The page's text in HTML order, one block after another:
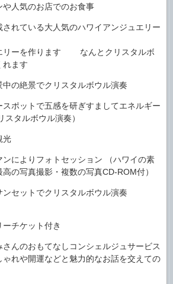
や人気のお店でのお食事
されている大人気のハワイアンジュエリー
リーを作ります なんとクリスタルボ
れます
中の絶景でクリスタルボウル演奏
スポットで五感を研ぎすましてエネルギー
タルボウル演奏）
光
ンによりフォトセッション （ハワイの素
の写真撮影・複数の写真CD-ROM付）
ンセットでクリスタルボウル演奏
ーチケット付き
さんのおもてなしコンシェルジュサービス
ゃれや開運などと魅力的なお話を交えての